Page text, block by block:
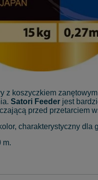
z koszyczkiem
Satori Feeder jest
przed przetarciem
charakterystyczny dla
m.